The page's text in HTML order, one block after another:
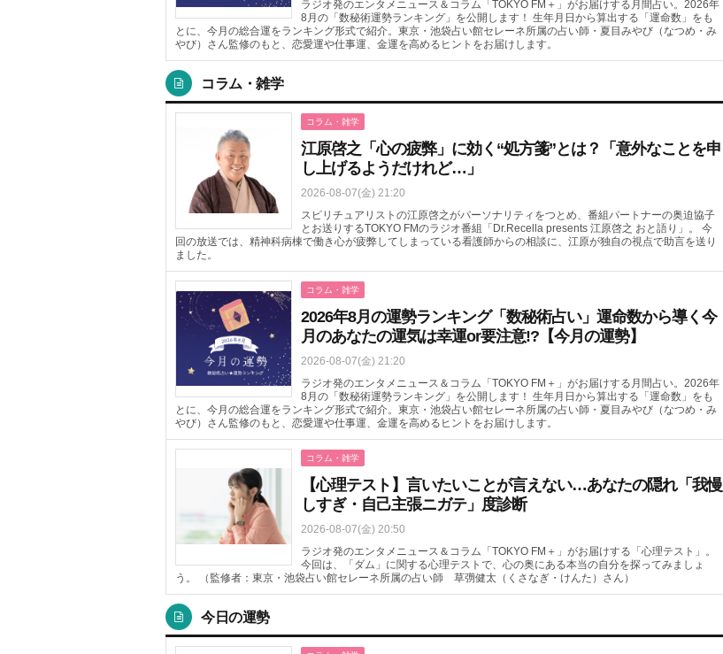
ラジオ発のエンタメニュース＆コラム「TOKYO FM＋」がお届けする月間占い。2026年
8月の「数秘術運勢ランキング」を公開します！ 生年月日から算出する「運命数」をも
とに、今月の総合運をランキング形式で紹介。東京・池袋占い館セレーネ所属の占い師・夏目みやび（なつめ・み
やび）さん監修のもと、恋愛運や仕事運、金運を高めるヒントをお届けします。
コラム・雑学
コラム・雑学
江原啓之「心の疲弊」に効く“処方箋”とは？「意外なことを申
し上げるようだけれど…」
2026-08-07(金) 21:20
スピリチュアリストの江原啓之がパーソナリティをつとめ、番組パートナーの奥迫協子
とお送りするTOKYO FMのラジオ番組「Dr.Recella presents 江原啓之 おと語り」。 今
回の放送では、精神科病棟で働き心が疲弊してしまっている看護師からの相談に、江原が独自の視点で助言を送り
ました。
コラム・雑学
2026年8月の運勢ランキング「数秘術占い」運命数から導く今
月のあなたの運気は幸運or要注意!?【今月の運勢】
2026-08-07(金) 21:20
ラジオ発のエンタメニュース＆コラム「TOKYO FM＋」がお届けする月間占い。2026年
8月の「数秘術運勢ランキング」を公開します！ 生年月日から算出する「運命数」をも
とに、今月の総合運をランキング形式で紹介。東京・池袋占い館セレーネ所属の占い師・夏目みやび（なつめ・み
やび）さん監修のもと、恋愛運や仕事運、金運を高めるヒントをお届けします。
コラム・雑学
【心理テスト】言いたいことが言えない…あなたの隠れ「我慢
しすぎ・自己主張ニガテ」度診断
2026-08-07(金) 20:50
ラジオ発のエンタメニュース＆コラム「TOKYO FM＋」がお届けする「心理テスト」。
今回は、「ダム」に関する心理テストで、心の奥にある本当の自分を探ってみましょ
う。 （監修者：東京・池袋占い館セレーネ所属の占い師 草彅健太（くさなぎ・けんた）さん）
今日の運勢